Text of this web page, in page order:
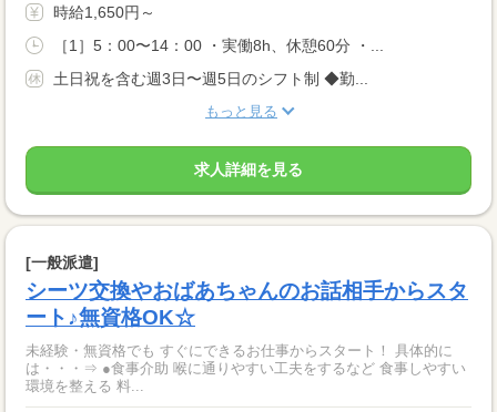
時給1,650円～
［1］5：00〜14：00 ・実働8h、休憩60分 ・...
土日祝を含む週3日〜週5日のシフト制 ◆勤...
もっと見る
求人詳細を見る
[一般派遣]
シーツ交換やおばあちゃんのお話相手からスタ
ート♪無資格OK☆
未経験・無資格でも すぐにできるお仕事からスタート！ 具体的に
は・・・⇒ ●食事介助 喉に通りやすい工夫をするなど 食事しやすい
環境を整える 料...